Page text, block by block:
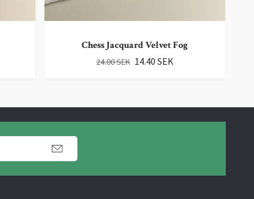
Chess Jacquard Velvet Fog
24.00 SEK 14.40 SEK